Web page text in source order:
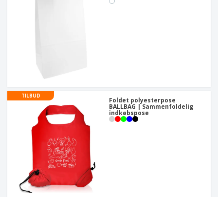
TILBUD
Foldet polyesterpose
BALLBAG | Sammenfoldelig
indkøbspose